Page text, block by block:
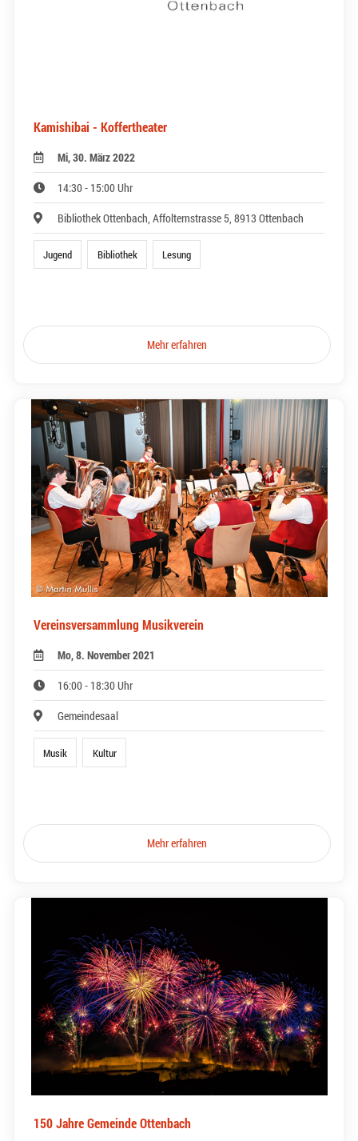
Kamishibai - Koffertheater
Mi, 30. März 2022
14:30 - 15:00 Uhr
Bibliothek Ottenbach, Affolternstrasse 5, 8913 Ottenbach
Jugend Bibliothek Lesung
Mehr erfahren
Vereinsversammlung Musikverein
Mo, 8. November 2021
16:00 - 18:30 Uhr
Gemeindesaal
Musik Kultur
Mehr erfahren
150 Jahre Gemeinde Ottenbach